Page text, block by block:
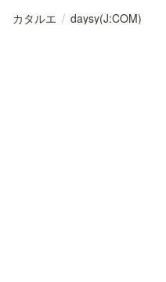
カタルエ / daysy(J:COM)